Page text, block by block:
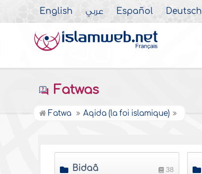
English عربي Español Deutsch
Fatwas
Fatwa Aqida (la foi islamique)
Bidaâ 38